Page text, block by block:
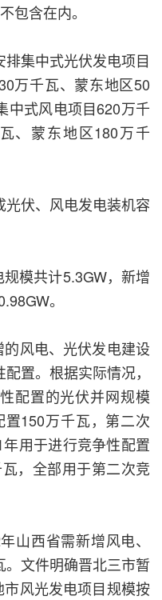
包含在内。
集中式光伏发电项目
万千瓦、蒙东地区50
中式风电项目620万千
、蒙东地区180万千
伏、风电发电装机容
模共计5.3GW，新增
。
风电、光伏发电建设
置。根据实际情况，
配置的光伏并网规模
150万千瓦，第二次
用于进行竞争性配置
，全部用于第二次竞
山西省需新增风电、
文件明确晋北三市暂
风光发电项目规模按